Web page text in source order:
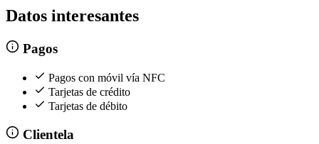
Datos interesantes
Pagos
Pagos con móvil vía NFC
Tarjetas de crédito
Tarjetas de débito
Clientela